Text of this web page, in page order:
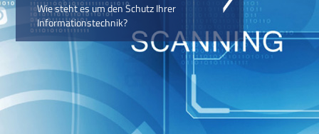
Wie steht es um den Schutz Ihrer
Informationstechnik?